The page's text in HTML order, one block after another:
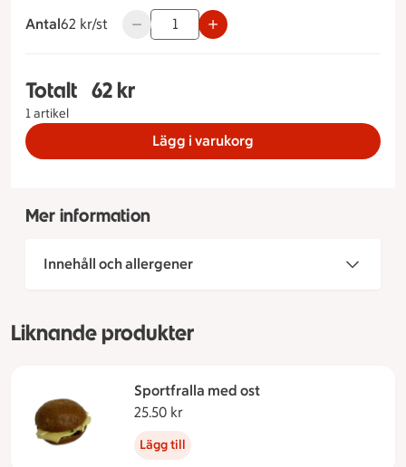
Antal
62 kronor styck
62 kr/st Använd knapparna för att minska eller
Totalt
1 artikel
Totalt 1 stycken Caesarwrap med kyckling, 62
62 kr
Lägg i varukorg
Mer information
Innehåll och allergener
Liknande produkter
Sportfralla med ost
25.50 kr
Lägg till